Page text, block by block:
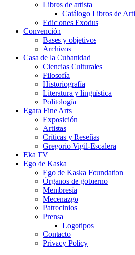
Libros de artista
Catálogo Libros de
Ediciones Exodus
Convención
Bases y objetivos
Archivos
Casa de la Cubanidad
Ciencias Culturales
Filosofía
Historiografía
Literatura y linguística
Politología
Egara Fine Arts
Exposición
Artistas
Críticas y Reseñas
Gregorio Vigil-Escalera
Eka TV
Ego de Kaska
Ego de Kaska Foundation
Órganos de gobierno
Membresía
Mecenazgo
Patrocinios
Prensa
Logotipos
Contacto
Privacy Policy